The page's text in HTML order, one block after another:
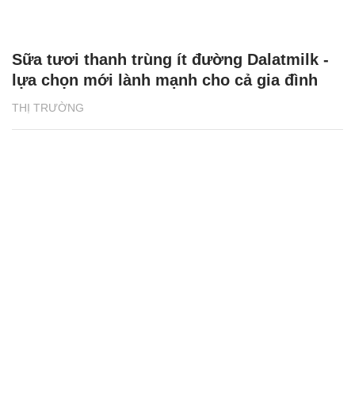
THỊ TRƯỜNG
Sữa tươi thanh trùng ít đường Dalatmilk -
lựa chọn mới lành mạnh cho cả gia đình